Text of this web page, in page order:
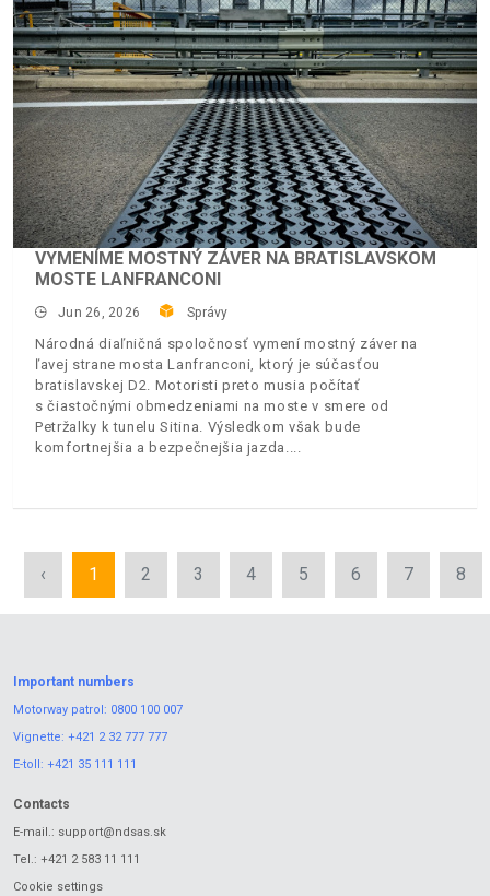
VYMENÍME MOSTNÝ ZÁVER NA BRATISLAVSKOM
MOSTE LANFRANCONI
Jun 26, 2026 Správy
Národná diaľničná spoločnosť vymení mostný záver na
ľavej strane mosta Lanfranconi, ktorý je súčasťou
bratislavskej D2. Motoristi preto musia počítať
s čiastočnými obmedzeniami na moste v smere od
Petržalky k tunelu Sitina. Výsledkom však bude
komfortnejšia a bezpečnejšia jazda.
‹ 1 2 3 4 5 6 7 8
Important numbers
Motorway patrol: 0800 100 007
Vignette: +421 2 32 777 777
E-toll: +421 35 111 111
Contacts
E-mail.: support@ndsas.sk
Tel.: +421 2 583 11 111
Cookie settings